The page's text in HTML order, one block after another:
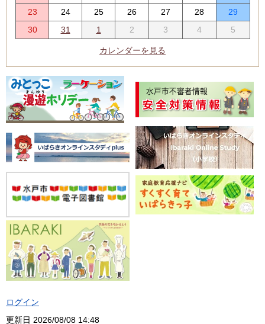
23
24 25 26 27 28
29
30
31 1 2 3 4 5
カレンダーを見る
更新日 2026/08/08 14:48
ログイン